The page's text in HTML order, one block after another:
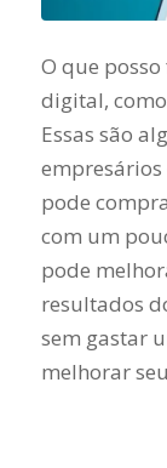
O que
digital,
Essas são
empresários
pode
com um
pode
resultados
sem gastar
melhorar